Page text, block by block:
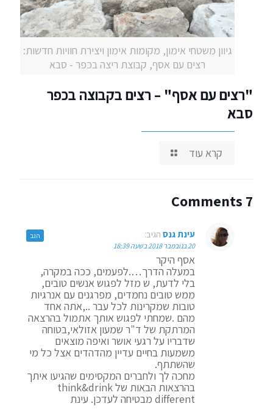
גיוון משטחי אימון, מקומות אימון ויצירת חוויות חדשות:
רצים עם אסף, קבוצת ריצה בכפר - סבא
"רצים עם אסף" – רצים בקבוצה בכפר
סבא
קרא עוד
7 Comments
עינת גנס הגיב:
20 בנובמבר 2018 בשעה 18:39
אסף היקר
במעלה הדרך….לפעמים, ככה במקרה,
בלי לדעת, ש מזל לפגוש אנשים טובים,
ממש טובים נחמדים, מפרגנים עם אנרגיות
טובות שמקרינות לכל עבר ..,אתה אחד
מהם .שמחתי לפגוש אותך אתמול בהרצאה
המרתקת של ד"ר שמעון אזולאי,בטוחה
שדבריו על רגעי אושר ואיפה מוצאים
משמעות בחיים עדיין מהדהדים אצל כל מי
שהשתתף.
מחכה לך ולחברים המקסימים שהגיעו איתך
בהרצאות הבאות של think&drink
different מבטיחה לעדכן. עינת
הגב